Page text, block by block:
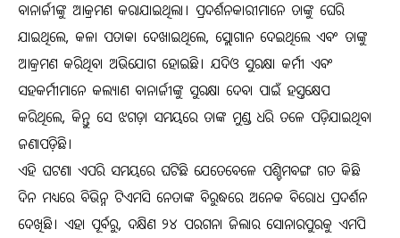
ବାନାର୍ଜୀଙ୍କୁ ଆକ୍ରମଣ କରାଯାଇଥିଲା। ପ୍ରଦର୍ଶନକାରୀମାନେ ତାଙ୍କୁ ଘେରି
ଯାଇଥିଲେ, କଳା ପତାକା ଦେଖାଇଥିଲେ, ସ୍ଲୋଗାନ ଦେଇଥିଲେ ଏବଂ ତାଙ୍କୁ
ଆକ୍ରମଣ କରିଥିବା ଅଭିଯୋଗ ହୋଇଛି। ଯଦିଓ ସୁରକ୍ଷା କର୍ମୀ ଏବଂ
ସହକର୍ମୀମାନେ କଲ୍ୟାଣ ବାନାର୍ଜୀଙ୍କୁ ସୁରକ୍ଷା ଦେବା ପାଇଁ ହସ୍ତକ୍ଷେପ
କରିଥିଲେ, କିନ୍ତୁ ସେ ଝଗଡ଼ା ସମୟରେ ତାଙ୍କ ମୁଣ୍ଡ ଧରି ତଳେ ପଡ଼ିଯାଇଥିବା
ଜଣାପଡ଼ିଛି।
ଏହି ଘଟଣା ଏପରି ସମୟରେ ଘଟିଛି ଯେତେବେଳେ ପଶ୍ଚିମବଙ୍ଗ ଗତ କିଛି
ଦିନ ମଧ୍ୟରେ ବିଭିନ୍ନ ଟିଏମସି ନେତାଙ୍କ ବିରୁଦ୍ଧରେ ଅନେକ ବିରୋଧ ପ୍ରଦର୍ଶନ
ଦେଖିଛି। ଏହା ପୂର୍ବରୁ, ଦକ୍ଷିଣ ୨୪ ପରଗନା ଜିଲାର ସୋନାରପୁରକୁ ଏମପି